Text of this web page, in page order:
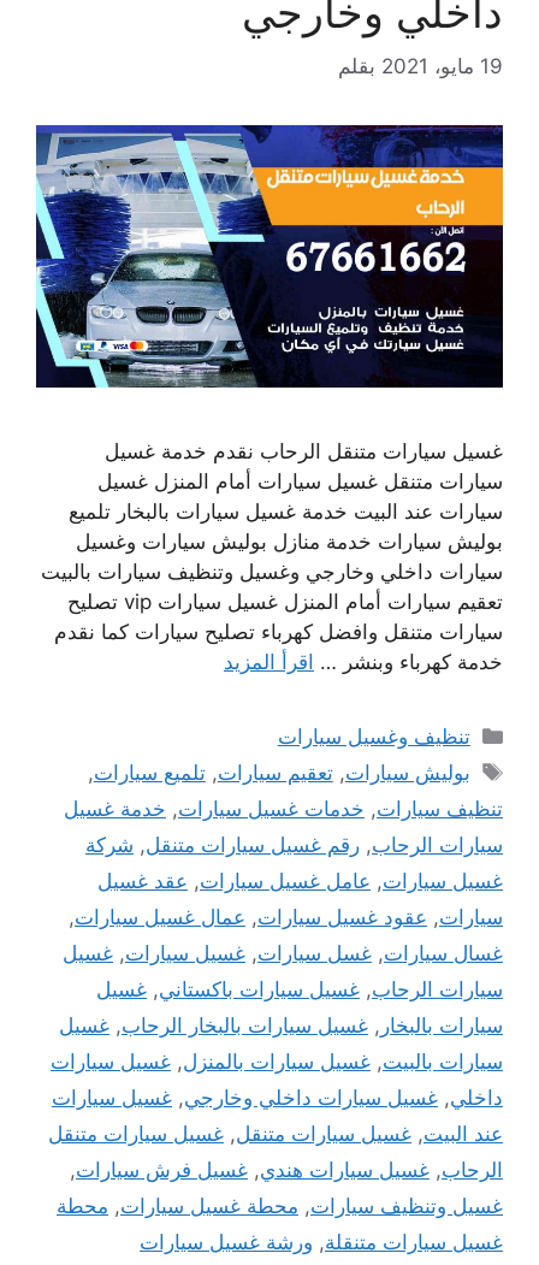
داخلي وخارجي
19 مايو، 2021 بقلم
غسيل سيارات متنقل الرحاب نقدم خدمة غسيل
سيارات متنقل غسيل سيارات أمام المنزل غسيل
سيارات عند البيت خدمة غسيل سيارات بالبخار تلميع
بوليش سيارات خدمة منازل بوليش سيارات وغسيل
سيارات داخلي وخارجي وغسيل وتنظيف سيارات بالبيت
تعقيم سيارات أمام المنزل غسيل سيارات vip تصليح
سيارات متنقل وافضل كهرباء تصليح سيارات كما نقدم
خدمة كهرباء وبنشر … اقرأ المزيد
التصنيفات
تنظيف وغسيل سيارات
الوسوم
بوليش سيارات,تعقيم سيارات,تلميع سيارات,
تنظيف سيارات, خدمات غسيل سيارات, خدمة غسيل
سيارات الرحاب, رقم غسيل سيارات متنقل, شركة
غسيل سيارات, عامل غسيل سيارات, عقد غسيل
سيارات, عقود غسيل سيارات, عمال غسيل سيارات,
غسال سيارات, غسل سيارات, غسيل سيارات, غسيل
سيارات الرحاب, غسيل سيارات باكستاني, غسيل
سيارات بالبخار , غسيل سيارات بالبخار الرحاب, غسيل
سيارات بالبيت, غسيل سيارات بالمنزل, غسيل سيارات
داخلي, غسيل سيارات داخلي وخارجي, غسيل سيارات
عند البيت, غسيل سيارات متنقل, غسيل سيارات متنقل
الرحاب, غسيل سيارات هندي, غسيل فرش سيارات,
غسيل وتنظيف سيارات, محطة غسيل سيارات, محطة
غسيل سيارات متنقلة, ورشة غسيل سيارات